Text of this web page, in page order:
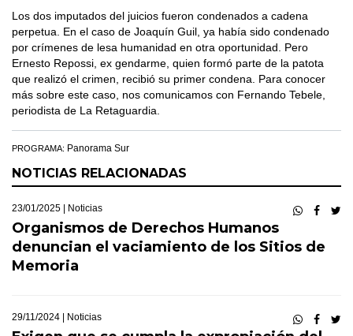
Los dos imputados del juicios fueron condenados a cadena
perpetua. En el caso de Joaquín Guil, ya había sido condenado
por crímenes de lesa humanidad en otra oportunidad. Pero
Ernesto Repossi, ex gendarme, quien formó parte de la patota
que realizó el crimen, recibió su primer condena. Para conocer
más sobre este caso, nos comunicamos con Fernando Tebele,
periodista de La Retaguardia.
PROGRAMA: Panorama Sur
NOTICIAS RELACIONADAS
23/01/2025 | Noticias
Organismos de Derechos Humanos
denuncian el vaciamiento de los Sitios de
Memoria
29/11/2024 | Noticias